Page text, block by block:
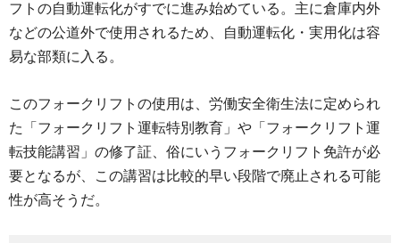
フトの自動運転化がすでに進み始めている。主に倉庫内外
などの公道外で使用されるため、自動運転化・実用化は容
易な部類に入る。
このフォークリフトの使用は、労働安全衛生法に定められ
た「フォークリフト運転特別教育」や「フォークリフト運
転技能講習」の修了証、俗にいうフォークリフト免許が必
要となるが、この講習は比較的早い段階で廃止される可能
性が高そうだ。